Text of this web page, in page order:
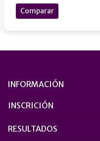
Comparar
INFORMACIÓN
INSCRICIÓN
RESULTADOS